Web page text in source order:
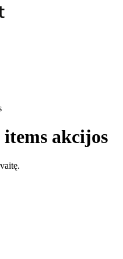
items akcijos